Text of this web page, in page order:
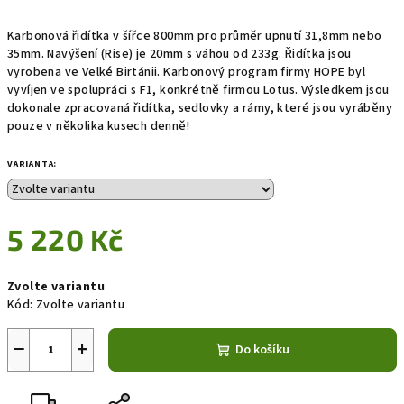
Karbonová řidítka v šířce 800mm pro průměr upnutí 31,8mm nebo
35mm. Navýšení (Rise) je 20mm s váhou od 233g. Řidítka jsou
vyrobena ve Velké Birtánii. Karbonový program firmy HOPE byl
vyvíjen ve spolupráci s F1, konkrétně firmou Lotus. Výsledkem jsou
dokonale zpracovaná řidítka, sedlovky a rámy, které jsou vyráběny
pouze v několika kusech denně!
VARIANTA:
5 220 Kč
cena:
Zvolte variantu
Kód: Zvolte variantu
+
− Do košíku